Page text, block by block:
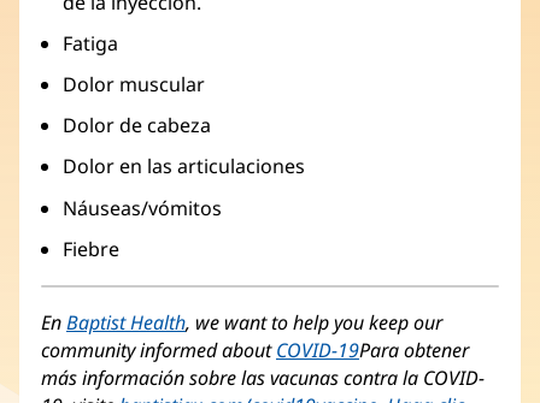
Fatiga
Dolor muscular
Dolor de cabeza
Dolor en las articulaciones
Náuseas/vómitos
Fiebre
EnBaptist Health, we want to help you keep our
community informed aboutCOVID-19Para obtener
más información sobre las vacunas contra la COVID-